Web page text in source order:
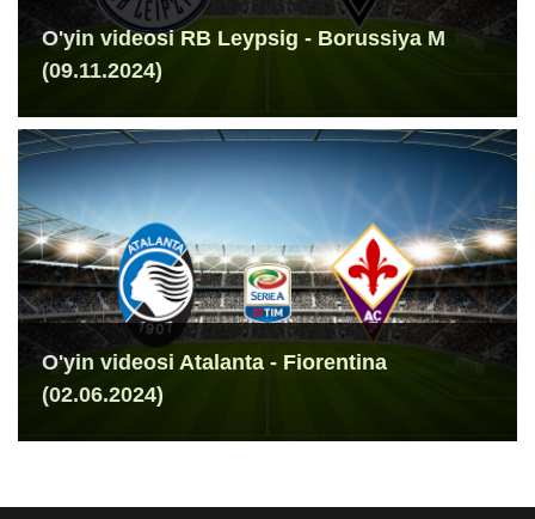
O'yin videosi RB Leypsig - Borussiya M
(09.11.2024)
O'yin videosi Atalanta - Fiorentina
(02.06.2024)